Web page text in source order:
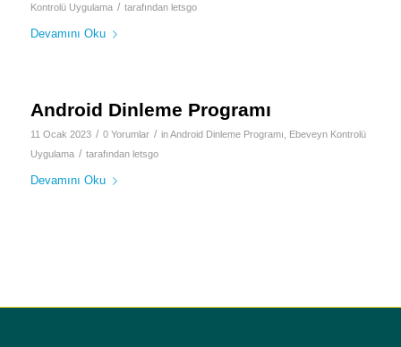
Kontrolü Uygulama / tarafından letsgo
Devamını Oku
Android Dinleme Programı
11 Ocak 2023 / 0 Yorumlar / inAndroid Dinleme Programı
Ebeveyn Kontrolü
Uygulama / tarafından letsgo
Devamını Oku